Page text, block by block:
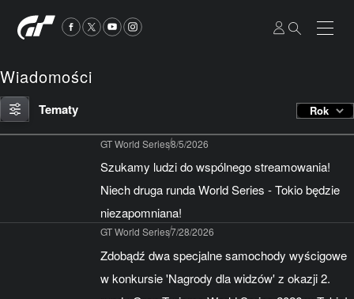
Wiadomości
Tematy Rok
GT World Series8/5/2026
Szukamy ludzi do wspólnego streamowania!
Niech druga runda World Series - Tokio będzie
niezapomniana!
GT World Series7/28/2026
Zdobądź dwa specjalne samochody wyścigowe
w konkursie 'Nagrody dla widzów' z okazji 2.